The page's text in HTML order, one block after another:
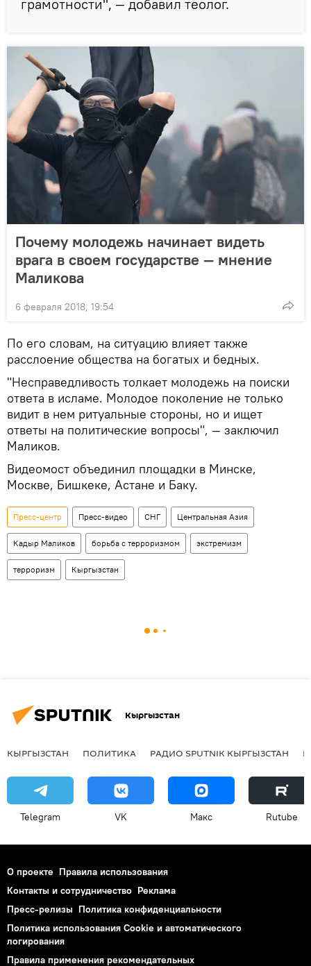
грамотности", — добавил теолог.
Почему молодежь начинает видеть
врага в своем государстве — мнение
Маликова
6 февраля 2018, 19:54
По его словам, на ситуацию влияет также
расслоение общества на богатых и бедных.
"Несправедливость толкает молодежь на поиски
ответа в исламе. Молодое поколение не только
видит в нем ритуальные стороны, но и ищет
ответы на политические вопросы", — заключил
Маликов.
Видеомост объединил площадки в Минске,
Москве, Бишкеке, Астане и Баку.
Пресс-центр Пресс-видео СНГ Центральная Азия
Кадыр Маликов борьба с терроризмом экстремизм
терроризм Кыргызстан
Кыргызстан
КЫРГЫЗСТАН ПОЛИТИКА РАДИО SPUTNIK КЫРГЫЗСТАН
Telegram VK Макс Rutube
О проекте Правила использования
Контакты и сотрудничество Реклама
Пресс-релизы Политика конфиденциальности
Политика использования Cookie и автоматического
логирования
Правила применения рекомендательных